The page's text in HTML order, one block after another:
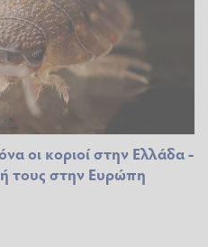
οι κοριοί στην Ελλάδα -
τους στην Ευρώπη